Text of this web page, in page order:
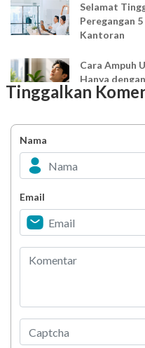
Selamat
Peregangan
Kantoran
Cara Ampuh
Hanya
Bahagia
Minuman
Berani
Tinggalkan
Nama
Email